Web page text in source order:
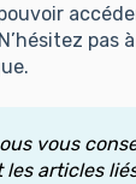
pas
vous
les articles